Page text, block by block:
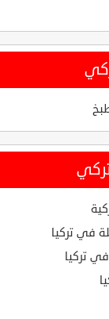
في تركيا
تركيا